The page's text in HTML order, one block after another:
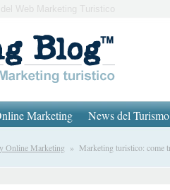
Web Marketing Turistico
Marketing News del Turismo
Online Marketing » Marketing turistico: come